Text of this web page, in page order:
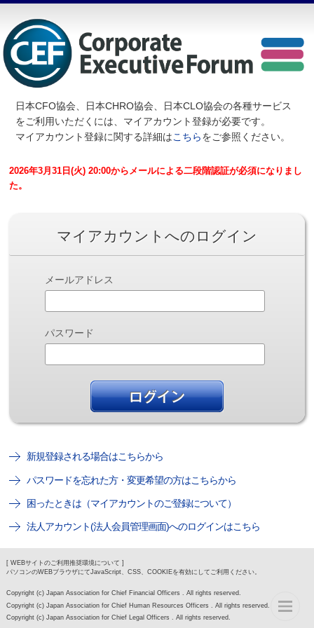
日本CFO協会、日本CHRO協会、日本CLO協会の各種サービス
をご利用いただくには、マイアカウント登録が必要です。
マイアカウント登録に関する詳細はこちらをご参照ください。
2026年3月31日(火) 20:00からメールによる二段階認証が必須になりまし
た。
マイアカウントへのログイン
メールアドレス
パスワード
新規登録される場合はこちらから
パスワードを忘れた方・変更希望の方はこちらから
困ったときは（マイアカウントのご登録について）
法人アカウント(法人会員管理画面)へのログインはこちら
[ WEBサイトのご利用推奨環境について ]
パソコンのWEBブラウザにてJavaScript、CSS、COOKIEを有効にしてご利用ください。
Copyright (c) Japan Association for Chief Financial Officers . All rights reserved.
Copyright (c) Japan Association for Chief Human Resources Officers . All rights reserved.
Copyright (c) Japan Association for Chief Legal Officers . All rights reserved.